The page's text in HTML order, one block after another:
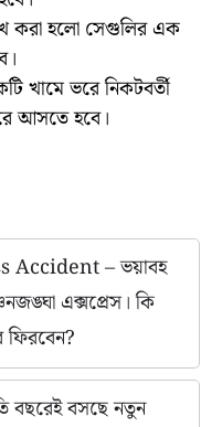
করা হলো সেগুলির এক
খামে ভরে নিকটবর্তী
আসতে হবে।
– ভয়াবহ
এক্সপ্রেস। কি
ফিরবেন?
বসছে নতুন